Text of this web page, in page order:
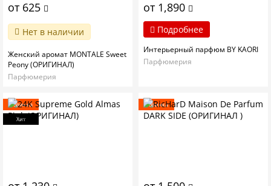
от 625
Нет в наличии
Женский аромат MONTALE Sweet
Peony (ОРИГИНАЛ)
Парфюмерия
от 1,890
Подробнее
Интерьерный парфюм BY KAORI
Парфюмерия
Новинка
Хит
Новинка